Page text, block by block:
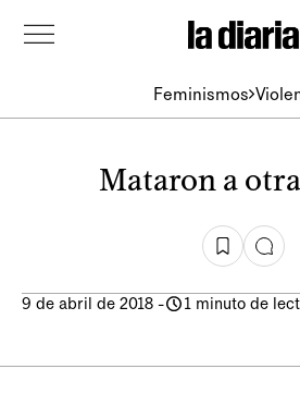
Feminismos
Mataron a
9 de abril de 2018 - 1 minuto de